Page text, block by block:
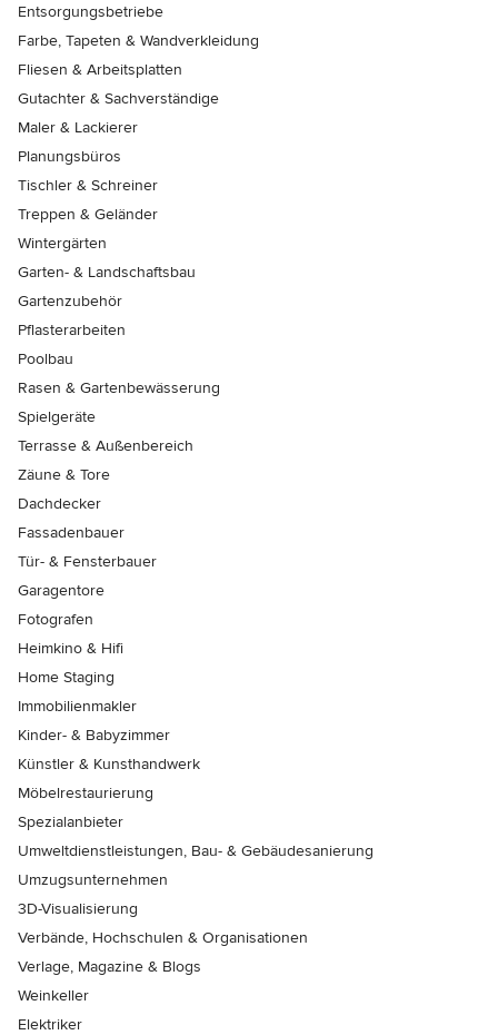
Entsorgungsbetriebe
Farbe, Tapeten & Wandverkleidung
Fliesen & Arbeitsplatten
Gutachter & Sachverständige
Maler & Lackierer
Planungsbüros
Tischler & Schreiner
Treppen & Geländer
Wintergärten
Garten- & Landschaftsbau
Gartenzubehör
Pflasterarbeiten
Poolbau
Rasen & Gartenbewässerung
Spielgeräte
Terrasse & Außenbereich
Zäune & Tore
Dachdecker
Fassadenbauer
Tür- & Fensterbauer
Garagentore
Fotografen
Heimkino & Hifi
Home Staging
Immobilienmakler
Kinder- & Babyzimmer
Künstler & Kunsthandwerk
Möbelrestaurierung
Spezialanbieter
Umweltdienstleistungen, Bau- & Gebäudesanierung
Umzugsunternehmen
3D-Visualisierung
Verbände, Hochschulen & Organisationen
Verlage, Magazine & Blogs
Weinkeller
Elektriker